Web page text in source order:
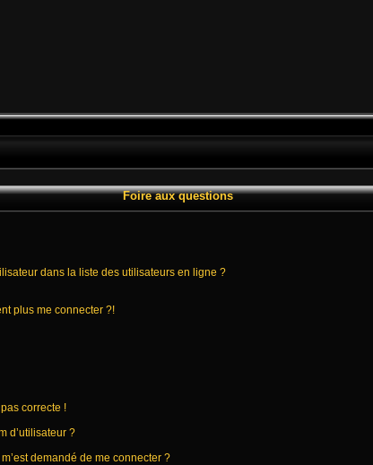
Foire aux questions
dans la liste des utilisateurs en ligne ?
plus me connecter ?!
correcte !
d’utilisateur ?
demandé de me connecter ?